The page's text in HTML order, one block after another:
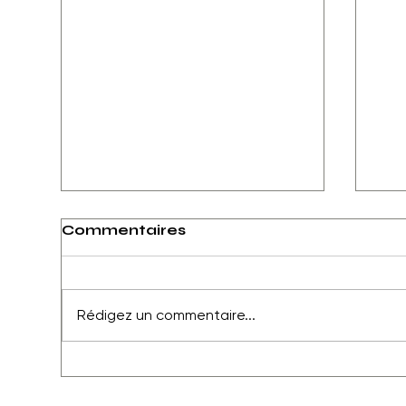
Commentaires
Rédigez un commentaire...